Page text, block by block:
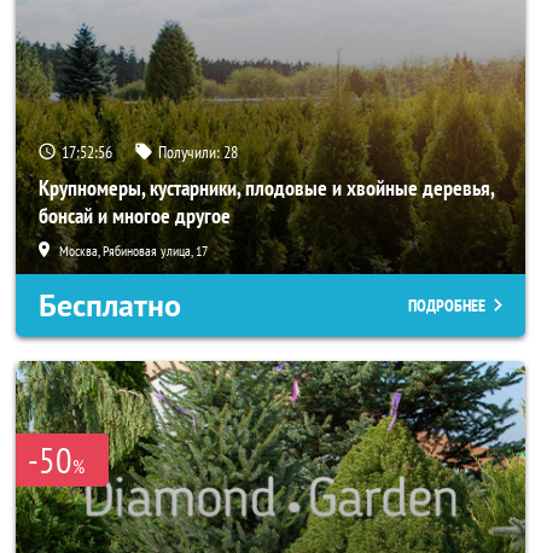
17:52:55 Получили:28
Крупномеры, кустарники, плодовые и хвойные деревья,
бонсай и многое другое
Москва, Рябиновая улица, 17
Бесплатно ПОДРОБНЕЕ
-50%